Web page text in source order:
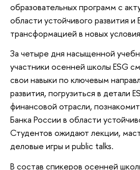
образовательных программ с
области устойчивого развития и
трансформацией в новых
За четыре дня насыщенной
участники осенней школы ESG
свои навыки по ключевым
развития, погрузиться в детали
финансовой отрасли,
Банка России в области
Студентов ожидают лекции,
деловые игры и public talks.
В состав спикеров осенней